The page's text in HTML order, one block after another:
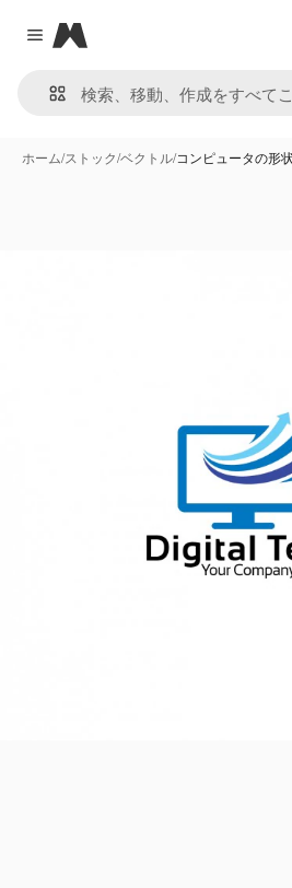
Close menu
Magnific
ホーム/ストック/ベクトル/コンピュータの形